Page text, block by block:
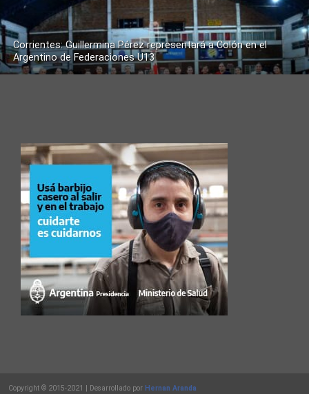
Corrientes: Guillermina Pérez representará a Colón en el
Argentino de Federaciones U13
Copyright © 2015-2021 | Desarrollado por Hernan Aranda